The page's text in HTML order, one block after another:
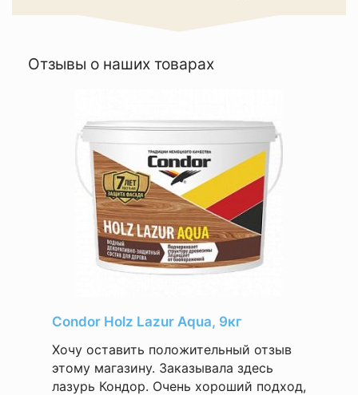
Отзывы о наших товарах
Condor Holz Lazur Aqua, 9кг
Хочу оставить положительный отзыв
этому магазину. Заказывала здесь
лазурь Кондор. Очень хороший подход,